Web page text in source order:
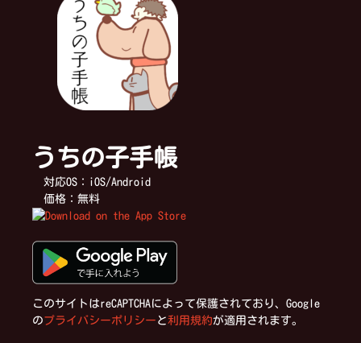
シ
ョ
うちの子手帳
対応OS：iOS/Android
価格：無料
このサイトはreCAPTCHAによって保護されており、Google
のプライバシーポリシー と利用規約が適用されます。